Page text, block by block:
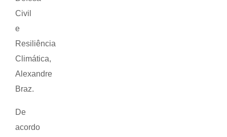
Civil
e
Resiliência
Climática,
Alexandre
Braz.
De
acordo